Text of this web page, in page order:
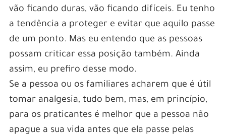
vão ficando duras, vão ficando difíceis. Eu tenho
a tendência a proteger e evitar que aquilo passe
de um ponto. Mas eu entendo que as pessoas
possam criticar essa posição também. Ainda
assim, eu prefiro desse modo.
Se a pessoa ou os familiares acharem que é útil
tomar analgesia, tudo bem, mas, em princípio,
para os praticantes é melhor que a pessoa não
apague a sua vida antes que ela passe pelas